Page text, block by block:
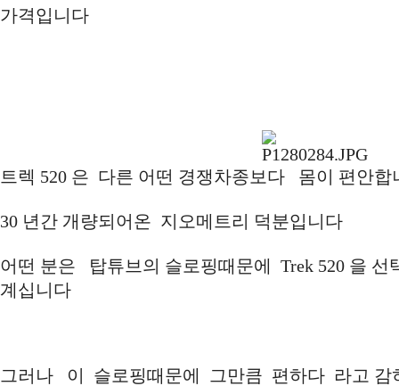
가격입니다
트렉 520 은 다른 어떤 경쟁차종보다 몸이 편안
30 년간 개량되어온 지오메트리 덕분입니다
어떤 분은 탑튜브의 슬로핑때문에 Trek 520 을 선
계십니다
그러나 이 슬로핑때문에 그만큼 편하다 라고 감